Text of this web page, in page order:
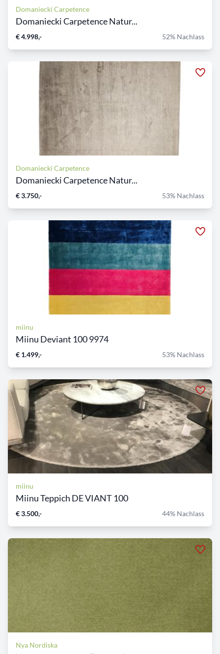
Domaniecki Carpetence
Domaniecki Carpetence Natur...
€ 4.998,- 52% Nachlass
Domaniecki Carpetence
Domaniecki Carpetence Natur...
€ 3.750,- 53% Nachlass
miinu
Miinu Deviant 100 9974
€ 1.499,- 53% Nachlass
miinu
Miinu Teppich DE VIANT 100
€ 3.500,- 44% Nachlass
Nya Nordiska